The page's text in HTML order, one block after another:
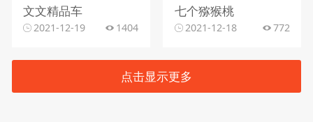
文文精品车
2021-12-19 1404
七个猕猴桃
2021-12-18 772
点击显示更多